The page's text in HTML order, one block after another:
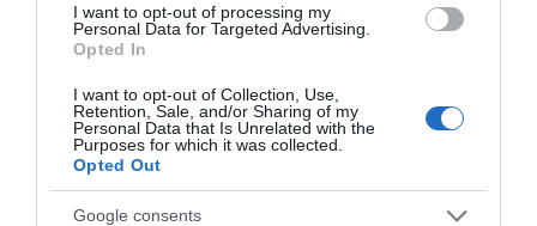
I want to opt-out of processing my
Personal Data for Targeted Advertising.
Opted In
I want to opt-out of Collection, Use,
Retention, Sale, and/or Sharing of my
Personal Data that Is Unrelated with the
Purposes for which it was collected.
Opted Out
Google consents
Χανιά: Νεαρός Παλαιστίνιος κλείδωσε
ανήλικη στο σπίτι του – Την έσωσαν οι
φωνές της
Ακολούθησε το debater.gr στο
και μάθετε πρώτοι όλες τις ειδήσεις